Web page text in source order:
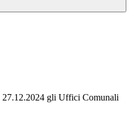
27.12.2024 gli Uffici Comunali